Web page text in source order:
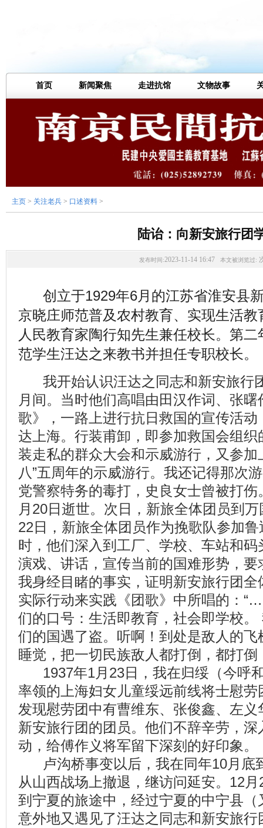
首页 新闻聚焦 走进抗馆 文物故事
主页 > 关注老兵 > 口述资料 >
陆诒：向新安旅行团
发布时间:2023-11-14 16:47 本文被浏览过:
创立于1929年6月的江苏省淮安县
京晓庄师范普及农村教育、实现生活
人民教育家陶行知先生兼任校长。第
范学生汪达之来教书并担任专职校长。
我开始认识汪达之同志和新安旅行
月间。当时他们高唱由田汉作词、张
歌》，一路上进行抗日救国的宣传活
达上海。行装甫卸，即参加救国会组
装走私的群众大会和示威游行，又参加
八”五周年的示威游行。我还记得那次
党警察特务的毒打，史良女士曾被打
月20日逝世。次日，新旅全体团员到
22日，新旅全体团员作为挽歌队参加
时，他们深入到工厂、学校、车站和
演戏、讲话，宣传当前的国难形势，
我身经目睹的事实，证明新安旅行团
实际行动来实践《团歌》中所唱的：
们的口号：生活即教育，社会即学校
们的国遇了盗。听啊！到处是敌人的
睡觉，把一切民族敌人都打倒，都打倒
1937年1月23日，我在归绥（今呼
率领的上海妇女儿童绥远前线将士慰
发现慰劳团中有曹维东、张俊鑫、左
新安旅行团的团员。他们不辞辛劳，
动，给傅作义将军留下深刻的好印象。
卢沟桥事变以后，我在同年10月底
从山西战场上撤退，继访问延安。12
到宁夏的旅途中，经过宁夏的中宁县
意外地又遇见了汪达之同志和新安旅